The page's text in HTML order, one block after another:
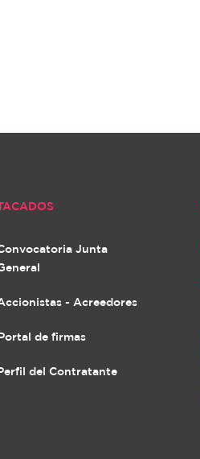
Junta
- Acreedores
de firmas
del Contratante